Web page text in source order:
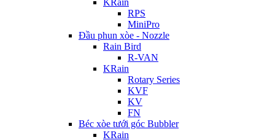
KRain
RPS
MiniPro
Đầu phun xòe - Nozzle
Rain Bird
R-VAN
KRain
Rotary Series
KVF
KV
FN
Béc xòe tưới góc Bubbler
KRain